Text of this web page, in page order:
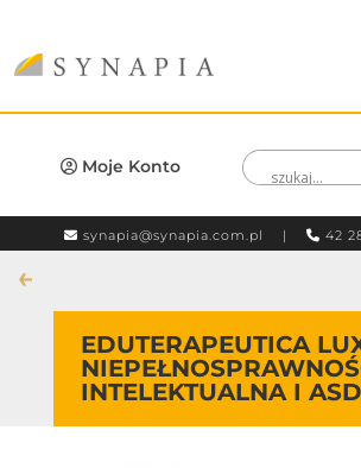
Moje Konto
synapia@synapia.com.pl | 42
←
EDUTERAPEUTICA
INTELEKTUALNA I